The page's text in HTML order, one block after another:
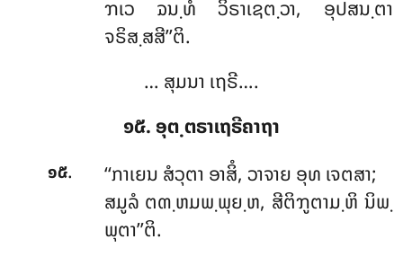
ຠເວ ຉນ຺ທໍ ວິຣາເຊຕ຺ວາ, ອຸປສນ຺ຕາ
ຈຣິສ຺ສສີ’’ຕິ.
… ສຸມນາ ເຖຣີ….
໑໕. ອຸຕ຺ຕຣາເຖຣີຄາຖາ
໑໕. ‘‘ກາເຍນ ສໍວຸຕາ ອາສິໍ, ວາຈາຍ ອຸທ ເຈຕສາ;
ສມູລໍ ຕຓ຺ຫມພ຺ພຸຍ຺ຫ, ສີຕິຠູຕາມ຺ຫິ ນິພ຺
ພຸຕາ’’ຕິ.